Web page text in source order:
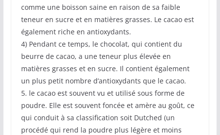
comme une boisson saine en raison de sa faible
teneur en sucre et en matières grasses. Le cacao est
également riche en antioxydants.
4) Pendant ce temps, le chocolat, qui contient du
beurre de cacao, a une teneur plus élevée en
matières grasses et en sucre. Il contient également
un plus petit nombre d’antioxydants que le cacao.
5. le cacao est souvent vu et utilisé sous forme de
poudre. Elle est souvent foncée et amère au goût, ce
qui conduit à sa classification soit Dutched (un
procédé qui rend la poudre plus légère et moins